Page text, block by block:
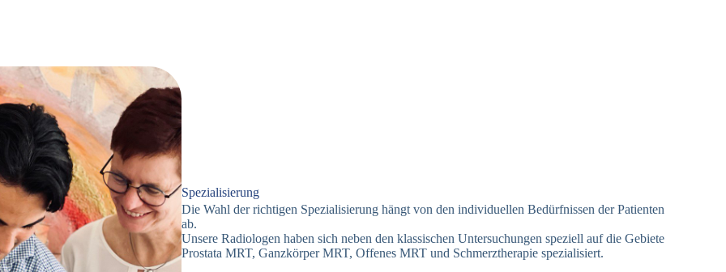
Spezialisierung
Die Wahl der richtigen Spezialisierung hängt von den individuellen Bedürfnissen der Patienten
ab.
Unsere Radiologen haben sich neben den klassischen Untersuchungen speziell auf die Gebiete
Prostata MRT, GanzkörperMRT, Offenes MRT und Schmerztherapie spezialisiert.